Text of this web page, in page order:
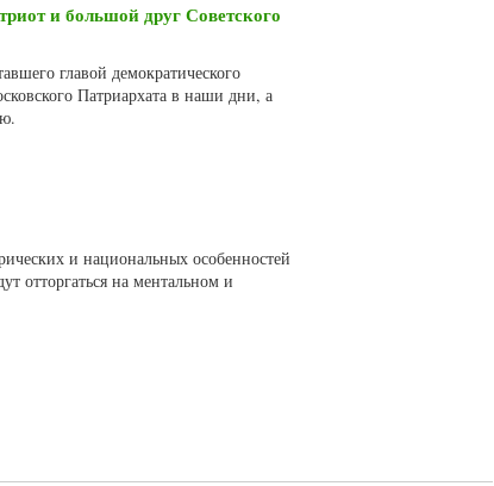
и большой друг Советского
главой демократического
Патриархата в наши дни, а
и национальных особенностей
отторгаться на ментальном и